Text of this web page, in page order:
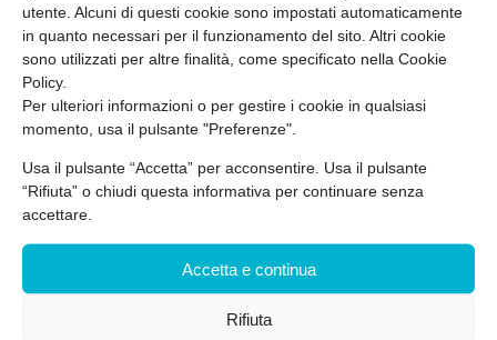
utente. Alcuni di questi cookie sono impostati automaticamente
in quanto necessari per il funzionamento del sito. Altri cookie
sono utilizzati per altre finalità, come specificato nella Cookie
Policy.
Per ulteriori informazioni o per gestire i cookie in qualsiasi
momento, usa il pulsante "Preferenze".
Usa il pulsante “Accetta” per acconsentire. Usa il pulsante
“Rifiuta” o chiudi questa informativa per continuare senza
accettare.
Accetta e continua
Rifiuta
Ambiente